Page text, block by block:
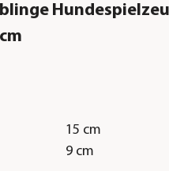
15 cm
9 cm